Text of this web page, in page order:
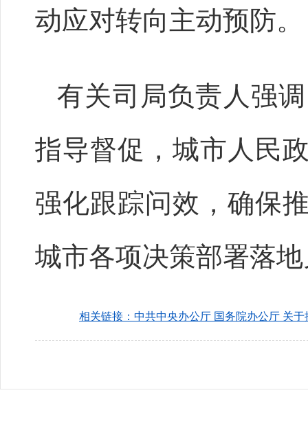
动应对转向主动预防。
有关司局负责人强
指导督促，城市人民
强化跟踪问效，确保
城市各项决策部署落
相关链接：中共中央办公厅 国务院办公厅 关